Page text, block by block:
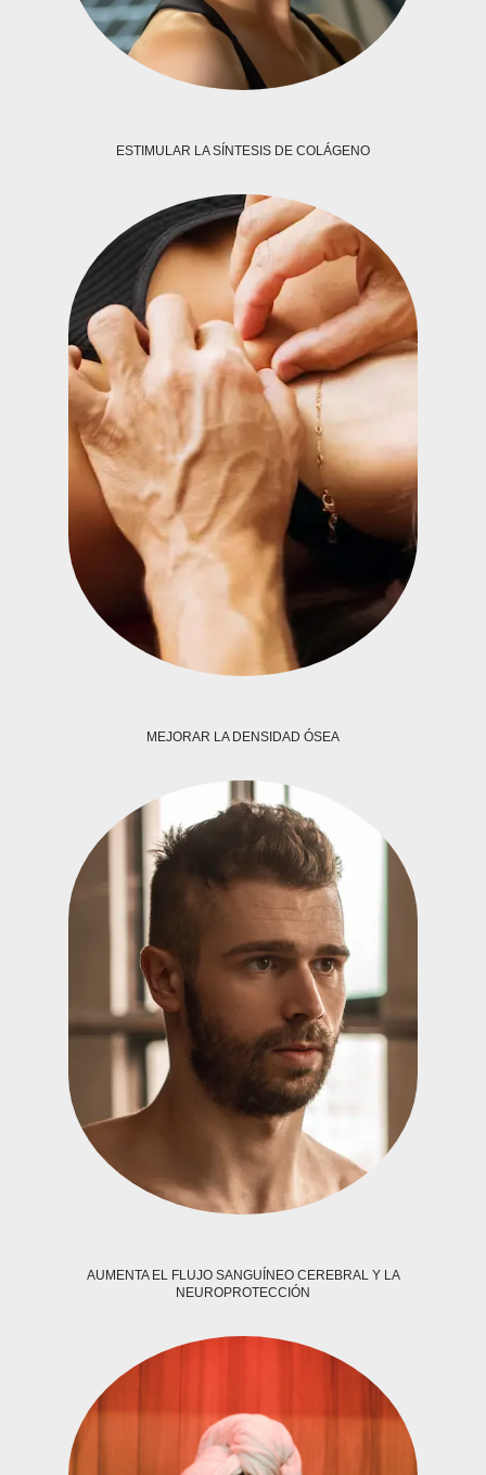
ESTIMULAR LA SÍNTESIS DE COLÁGENO
MEJORAR LA DENSIDAD ÓSEA
AUMENTA EL FLUJO SANGUÍNEO CEREBRAL Y LA
NEUROPROTECCIÓN